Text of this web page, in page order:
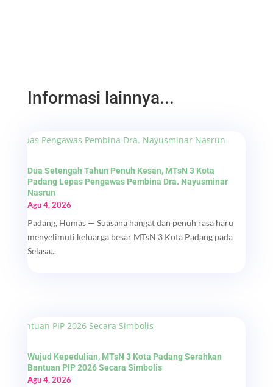
Informasi lainnya...
Dua Setengah Tahun Penuh Kesan, MTsN 3 Kota
Padang Lepas Pengawas Pembina Dra. Nayusminar
Nasrun
Agu 4, 2026
Padang, Humas — Suasana hangat dan penuh rasa haru
menyelimuti keluarga besar MTsN 3 Kota Padang pada
Selasa...
Wujud Kepedulian, MTsN 3 Kota Padang Serahkan
Bantuan PIP 2026 Secara Simbolis
Agu 4, 2026